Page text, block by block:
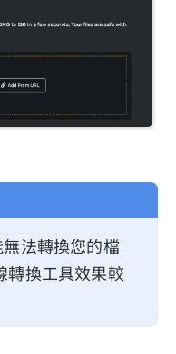
法轉換您的檔
轉換工具效果較